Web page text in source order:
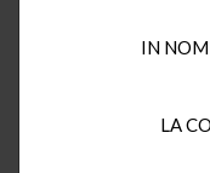
IN
LA